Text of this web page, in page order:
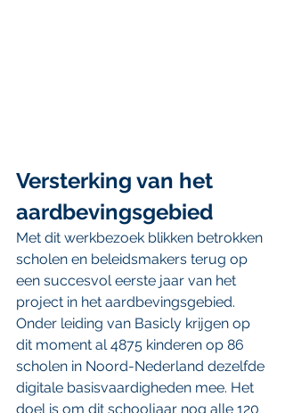
Versterking van het
aardbevingsgebied
Met dit werkbezoek blikken betrokken
scholen en beleidsmakers terug op
een succesvol eerste jaar van het
project in het aardbevingsgebied.
Onder leiding van Basicly krijgen op
dit moment al 4875 kinderen op 86
scholen in Noord-Nederland dezelfde
digitale basisvaardigheden mee. Het
doel is om dit schooljaar nog alle 120